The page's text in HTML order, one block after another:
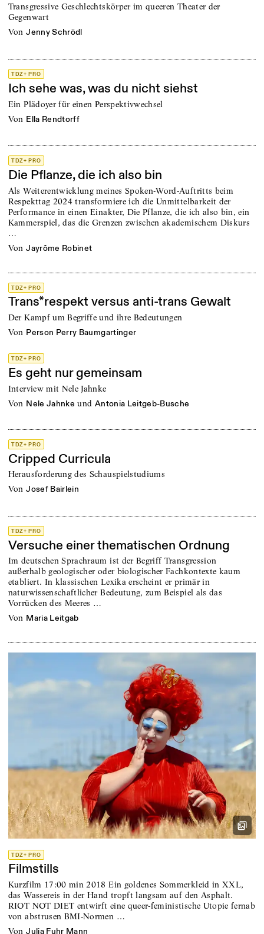
Transgressive Geschlechtskörper im queeren Theater der
Gegenwart
von Jenny Schrödl
TDZ+ PRO
Ich sehe was, was du nicht siehst
Ein Plädoyer für einen Perspektivwechsel
von Ella Rendtorff
TDZ+ PRO
Die Pflanze, die ich also bin
Als Weiterentwicklung meines Spoken-Word-Auftritts beim
Respekttag 2024 transformiere ich die Unmittelbarkeit der
Performance in einen Einakter, Die Pflanze, die ich also bin, ein
Kammerspiel, das die Grenzen zwischen akademischem Diskurs
…
von Jayrôme Robinet
TDZ+ PRO
Trans*respekt versus anti-trans Gewalt
Der Kampf um Begriffe und ihre Bedeutungen
von Person Perry Baumgartinger
TDZ+ PRO
Es geht nur gemeinsam
Interview mit Nele Jahnke
von Nele Jahnke und Antonia Leitgeb-Busche
TDZ+ PRO
Cripped Curricula
Herausforderung des Schauspielstudiums
von Josef Bairlein
TDZ+ PRO
Versuche einer thematischen Ordnung
Im deutschen Sprachraum ist der Begriff Transgression
außerhalb geologischer oder biologischer Fachkontexte kaum
etabliert. In klassischen Lexika erscheint er primär in
naturwissenschaftlicher Bedeutung, zum Beispiel als das
Vorrücken des Meeres …
von Maria Leitgab
TDZ+ PRO
Filmstills
Kurzfilm 17:00 min 2018 Ein goldenes Sommerkleid in XXL,
das Wassereis in der Hand tropft langsam auf den Asphalt.
RIOT NOT DIET entwirft eine queer-feministische Utopie fernab
von abstrusen BMI-Normen …
von Julia Fuhr Mann